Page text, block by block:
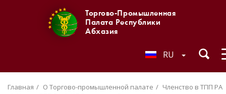
Торгово-Промышленная
Палата Республики
Абхазия
RU
Главная О Торгово-промышленной палате
Членство в ТПП РА